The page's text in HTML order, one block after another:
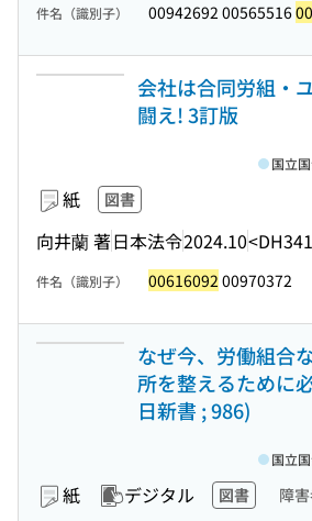
件名（識別子） 00942692 00565516
会社は合同労組・
闘え! 3訂版
紙 図書
向井蘭 著日本法令2024.10
国立
件名（識別子） 00616092 00970372
なぜ今、労働組合
所を整えるために
日新書 ; 986)
紙 デジタル 図書 障
国立